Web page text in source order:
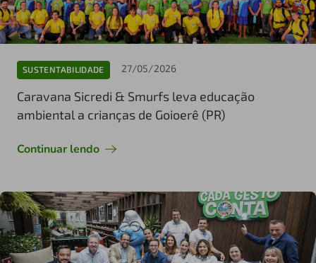
SUSTENTABILIDADE 27/05/2026
Caravana Sicredi & Smurfs leva educação
ambiental a crianças de Goioerê (PR)
Continuar lendo